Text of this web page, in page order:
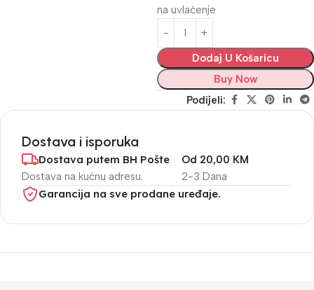
na uvlačenje
Dodaj U Košaricu
Buy Now
Podijeli:
Dostava i isporuka
Dostava putem BH Pošte
Dostava na kućnu adresu. 2-3 Dana
Od 20,00 KM
Garancija na sve prodane uređaje.